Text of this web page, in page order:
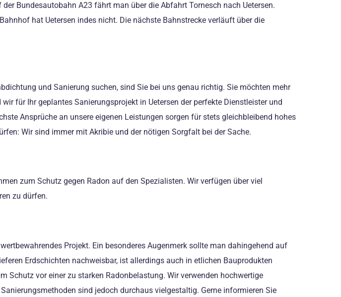
Bundesautobahn A23 fährt man über die Abfahrt Tornesch nach Uetersen.
hat Uetersen indes nicht. Die nächste Bahnstrecke verläuft über die
und Sanierung suchen, sind Sie bei uns genau richtig. Sie möchten mehr
für Ihr geplantes Sanierungsprojekt in Uetersen der perfekte Dienstleister und
Ansprüche an unsere eigenen Leistungen sorgen für stets gleichbleibend hohes
Wir sind immer mit Akribie und der nötigen Sorgfalt bei der Sache.
zum Schutz gegen Radon auf den Spezialisten. Wir verfügen über viel
zu dürfen.
Projekt. Ein besonderes Augenmerk sollte man dahingehend auf
Erdschichten nachweisbar, ist allerdings auch in etlichen Bauprodukten
vor einer zu starken Radonbelastung. Wir verwenden hochwertige
sind jedoch durchaus vielgestaltig. Gerne informieren Sie